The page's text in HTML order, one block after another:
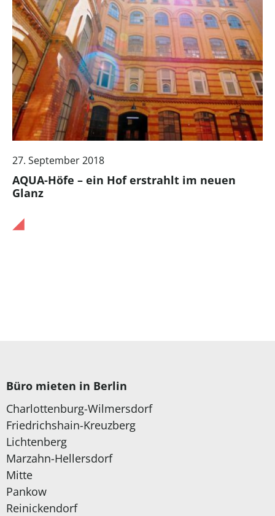
27. September 2018
AQUA-Höfe – ein Hof erstrahlt im neuen
Glanz
Büro mieten in Berlin
Charlottenburg-Wilmersdorf
Friedrichshain-Kreuzberg
Lichtenberg
Marzahn-Hellersdorf
Mitte
Pankow
Reinickendorf